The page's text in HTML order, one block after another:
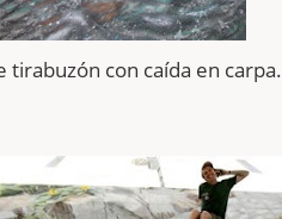
tirabuzón con caída en carpa.